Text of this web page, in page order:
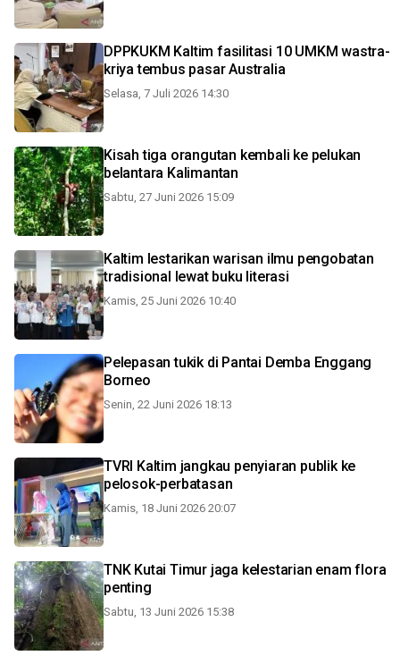
DPPKUKM Kaltim fasilitasi 10 UMKM wastra-
kriya tembus pasar Australia
Selasa, 7 Juli 2026 14:30
Kisah tiga orangutan kembali ke pelukan
belantara Kalimantan
Sabtu, 27 Juni 2026 15:09
Kaltim lestarikan warisan ilmu pengobatan
tradisional lewat buku literasi
Kamis, 25 Juni 2026 10:40
Pelepasan tukik di Pantai Demba Enggang
Borneo
Senin, 22 Juni 2026 18:13
TVRI Kaltim jangkau penyiaran publik ke
pelosok-perbatasan
Kamis, 18 Juni 2026 20:07
TNK Kutai Timur jaga kelestarian enam flora
penting
Sabtu, 13 Juni 2026 15:38